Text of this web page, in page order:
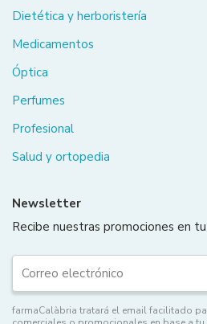
Dietética y herboristería
Medicamentos
Óptica
Perfumes
Profesional
Salud y ortopedia
Newsletter
Recibe nuestras promociones en
farmaCalàbria tratará el email facilitado